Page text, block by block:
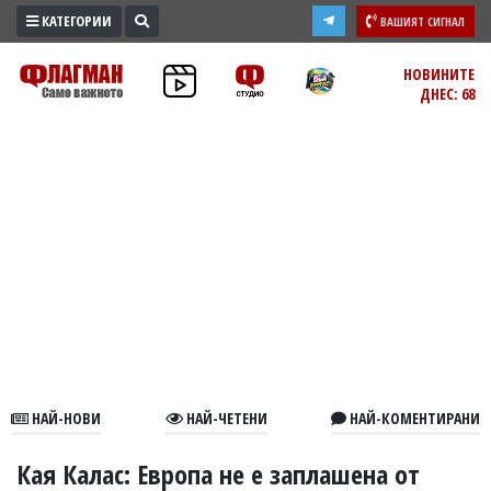
ПРОМО
ЗОНА
В
КАТЕГОРИИ ВАШИЯТ СИГНАЛ
НОВИНИТЕ
ДНЕС: 68
НАЙ-НОВИ НАЙ-ЧЕТЕНИ НАЙ-КОМЕНТИРАНИ
Кая Калас: Европа не е заплашена от